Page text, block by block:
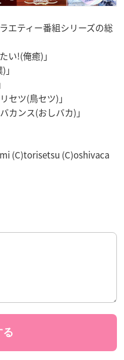
エティー番組シリーズの総
い!(俺癒)」
セツ(鳥セツ)」
カンス(おしバカ)」
(C)torisetsu (C)oshivaca